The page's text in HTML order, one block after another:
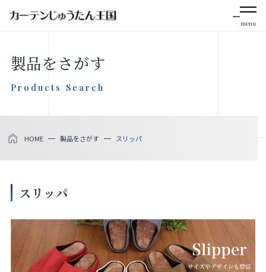
menu
会社案内
お知らせ
製品をさがす
製品をさがす
Products Search
HOME 製品をさがす スリッパ
スリッパ